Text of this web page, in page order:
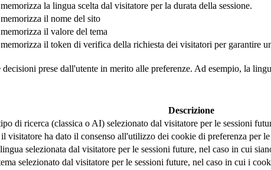
la lingua scelta dal visitatore per la durata della sessione.
il nome del sito
il valore del tema
il token di verifica della richiesta dei visitatori per garantire
prese dall'utente in merito alle preferenze. Ad esempio, la
Descrizione
di ricerca (classica o AI) selezionato dal visitatore per le sessioni
visitatore ha dato il consenso all'utilizzo dei cookie di preferenza per
selezionata dal visitatore per le sessioni future, nel caso in cui
selezionato dal visitatore per le sessioni future, nel caso in cui i